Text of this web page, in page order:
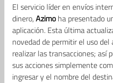
El servicio líder en envíos
dinero,Azimo ha presentado
aplicación. Esta última
novedad de permitir el uso
realizar las transacciones; así
sus acciones simplemente
ingresar y el nombre del